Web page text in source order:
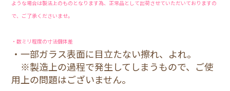
ような場合は製法上のものとなります為、正常品として出荷させていただいておりますの
で、ご了承くださいませ。
・数ミリ程度の寸法個体差
・一部ガラス表面に目立たない擦れ、よれ。
※製造上の過程で発生してしまうもので、ご使
用上の問題はございません。